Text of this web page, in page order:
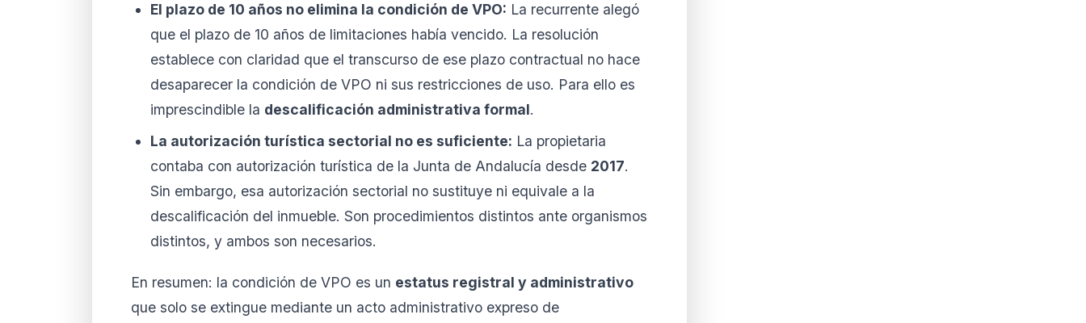
El plazo de 10 años no elimina la condición de VPO: La recurrente alegó
que el plazo de 10 años de limitaciones había vencido. La resolución
establece con claridad que el transcurso de ese plazo contractual no hace
desaparecer la condición de VPO ni sus restricciones de uso. Para ello es
imprescindible la descalificación administrativa formal.
La autorización turística sectorial no es suficiente: La propietaria
contaba con autorización turística de la Junta de Andalucía desde 2017.
Sin embargo, esa autorización sectorial no sustituye ni equivale a la
descalificación del inmueble. Son procedimientos distintos ante organismos
distintos, y ambos son necesarios.
En resumen: la condición de VPO es un estatus registral y administrativo
que solo se extingue mediante un acto administrativo expreso de